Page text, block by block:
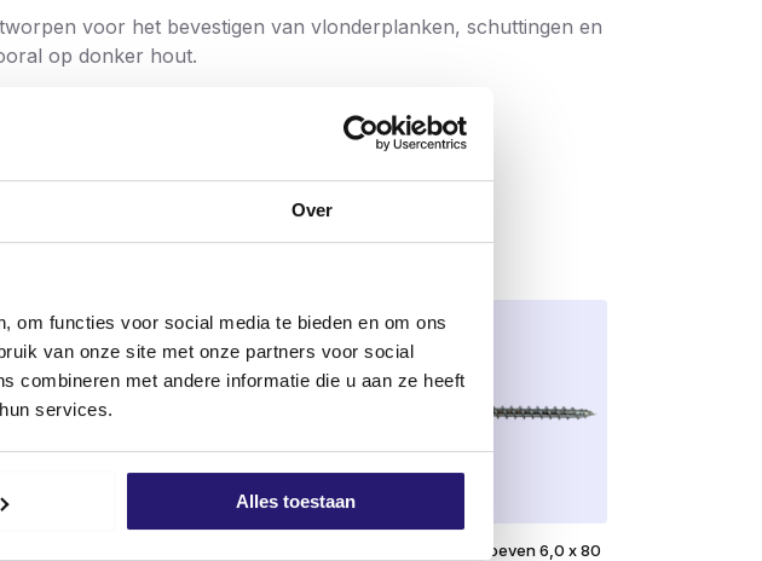
Over
om functies voor social media te bieden en om ons
van onze site met onze partners voor social
combineren met andere informatie die u aan ze heeft
services.
Alles toestaan
voor het bevestigen van vlonderplanken, schuttingen en
op donker hout.
en duurzaamheid.
een strakke afwerking én extra bescherming tegen
verwerking.
hout.
Tellerkopschroeven 6,0 x 80